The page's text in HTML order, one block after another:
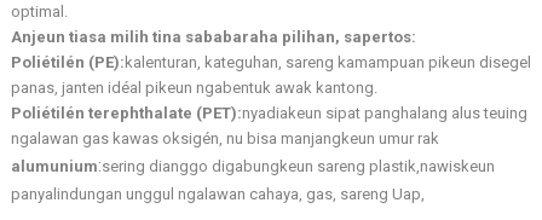
optimal.
Anjeun tiasa milih tina sababaraha pilihan, sapertos:
Poliétilén (PE): kalenturan, kateguhan, sareng kamampuan pikeun disegel
panas, janten idéal pikeun ngabentuk awak kantong.
Poliétilén terephthalate (PET):nyadiakeun sipat panghalang alus teuing
ngalawan gas kawas oksigén, nu bisa manjangkeun umur rak
alumunium:sering dianggo digabungkeun sareng plastik, nawiskeun
panyalindungan unggul ngalawan cahaya, gas, sareng Uap,